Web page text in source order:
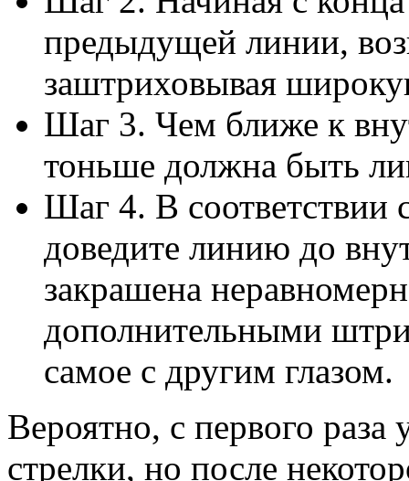
предыдущей линии,
заштриховывая
Шаг 3. Чем ближе к
тоньше должна быть
Шаг 4. В соответствии
доведите линию до
закрашена
дополнительными
самое с другим глазом.
Вероятно, с первого раза
стрелки, но после